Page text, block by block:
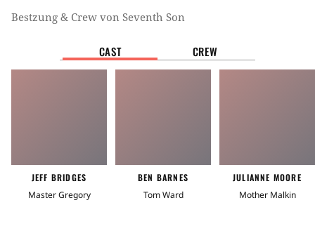
Bestzung & Crew von Seventh Son
CAST CREW
JEFF BRIDGES
Master Gregory
BEN BARNES
Tom Ward
JULIANNE MOORE
Mother Malkin